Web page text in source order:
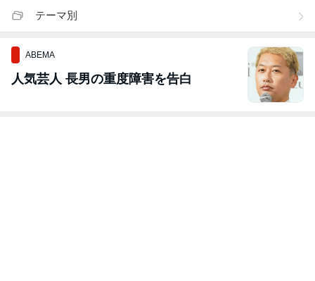
テーマ別
ABEMA
人気芸人 長男の重度障害を告白